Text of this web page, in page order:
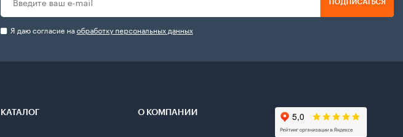
ПОДПИСАТЬСЯ
Я даю согласие наобработку персональных данных
КАТАЛОГ О КОМПАНИИ